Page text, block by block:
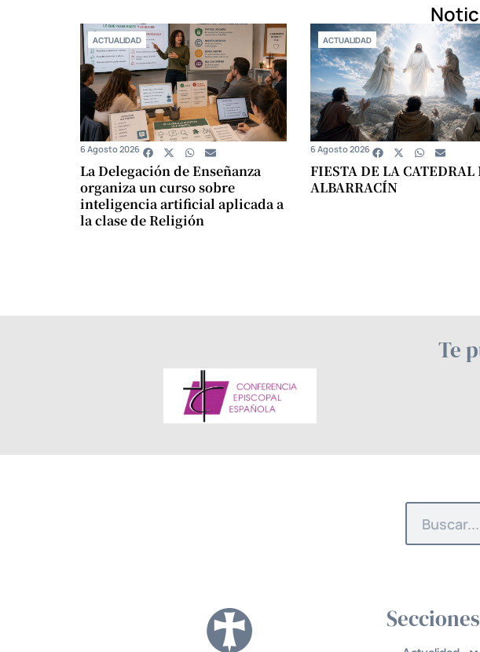
ACTUALIDAD
La Delegación de Enseñanza
organiza un curso sobre
inteligencia artificial aplicada a
la clase de Religión
6 Agosto 2026
ACTUALIDAD
FIESTA DE LA CATEDRAL
ALBARRACÍN
6 Agosto 2026
Te
Secciones